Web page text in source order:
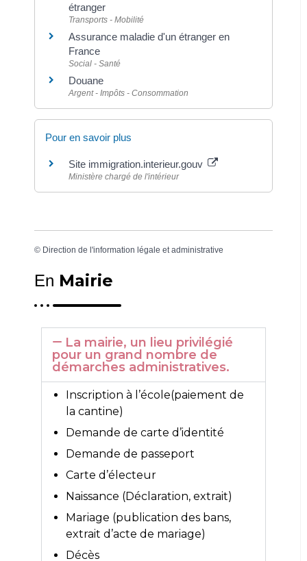
étranger
Transports - Mobilité
Assurance maladie d'un étranger en
France
Social - Santé
Douane
Argent - Impôts - Consommation
Pour en savoir plus
Site immigration.interieur.gouv
Ministère chargé de l'intérieur
© Direction de l'information légale et administrative
En Mairie
La mairie, un lieu privilégié
pour un grand nombre de
démarches administratives.
Inscription à l’école(paiement de
la cantine)
Demande de carte d’identité
Demande de passeport
Carte d’électeur
Naissance (Déclaration, extrait)
Mariage (publication des bans,
extrait d’acte de mariage)
Décès